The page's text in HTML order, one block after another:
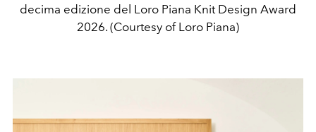
decima edizione del Loro Piana Knit Design Award
2026. (Courtesy of Loro Piana)